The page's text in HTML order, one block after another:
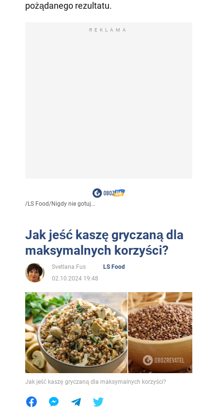
pożądanego rezultatu.
REKLAMA
/LS Food/Nigdy nie gotuj...
Jak jeść kaszę gryczaną dla
maksymalnych korzyści?
Svetlana Fus
LS Food
02.10.2024 19:48
Jak jeść kaszę gryczaną dla maksymalnych korzyści?